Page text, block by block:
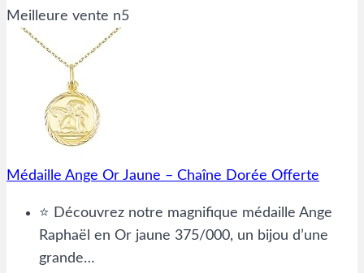
Meilleure vente n5
Médaille Ange Or Jaune – Chaîne Dorée Offerte
⭐ Découvrez notre magnifique médaille Ange
Raphaël en Or jaune 375/000, un bijou d’une
grande…